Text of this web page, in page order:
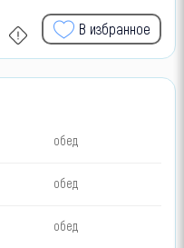
В избранное
обед
обед
обед